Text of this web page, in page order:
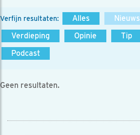
Verfijn resultaten: Alles Nieuws
Verdieping
Opinie Tip
Podcast
Geen resultaten.